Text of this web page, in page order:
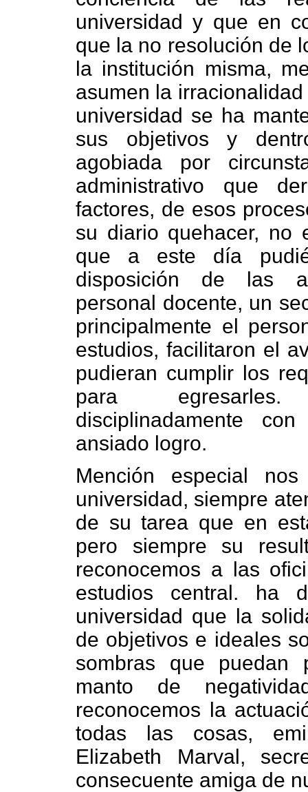
universidad y que en
que la no resolución de
la institución misma,
asumen la
universidad se ha
sus objetivos y
agobiada por
administrativo que
factores, de esos
su diario quehacer, no
que a este día
disposición de las
personal docente, un
principalmente el
estudios, facilitaron el
pudieran cumplir los
para egresarles.
disciplinadamente
ansiado logro.
Mención especial
universidad, siempre
de su tarea que en
pero siempre su
reconocemos a las
estudios central. ha
universidad que la
de objetivos e ideales
sombras que puedan
manto de
reconocemos la
todas las cosas,
Elizabeth Marval,
consecuente amiga de